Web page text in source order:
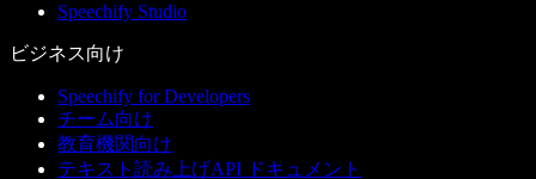
Speechify Studio
ビジネス向け
Speechify for Developers
チーム向け
教育機関向け
テキスト読み上げAPI ドキュメント